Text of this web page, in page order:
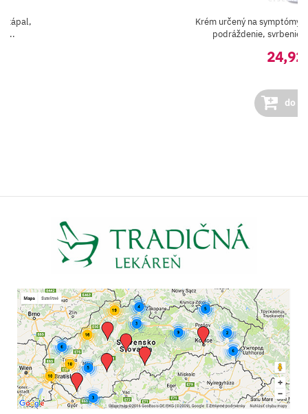
zápal,
...
Krém určený na symptómy
podráždenie, svrbenie,
24,92
do